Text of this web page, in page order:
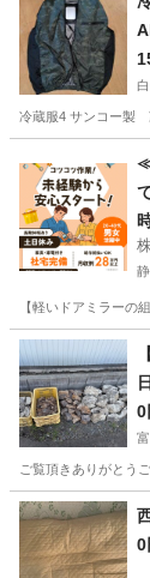
冷蔵服4 サンコー製
≪
【軽いドアミラーの
静岡 藤枝市
0
ご覧頂きありがとう
三重 四日市市
0